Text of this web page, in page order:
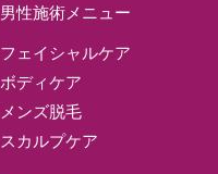
男性施術メニュー
フェイシャルケア
ボディケア
メンズ脱毛
スカルプケア